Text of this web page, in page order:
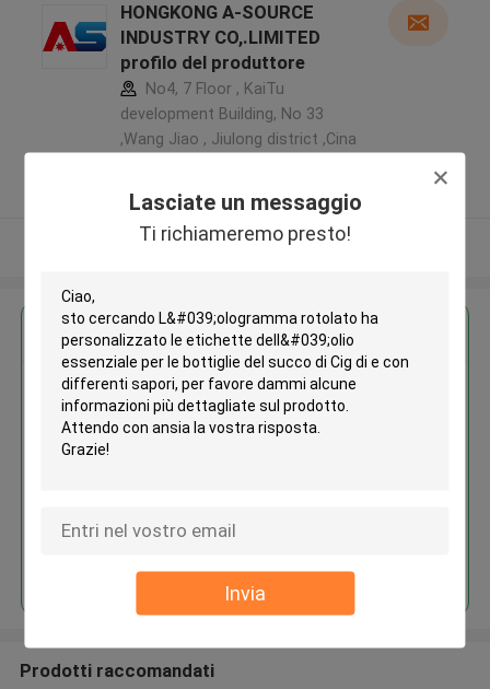
Lasciate un messaggio
Ti richiameremo presto!
Invia
HONGKONG A-SOURCE
INDUSTRY CO,.LIMITED
profilo del produttore
No4, 7 Floor , KaiTu
development Building, No 33
,Wang Jiao , Jiulong district ,Cina
Fornitore verificato
Osservi più
Ottieni il miglior prezzo per
L'ologramma rotolato ha
personalizzato le etichette
Prodotti raccomandati